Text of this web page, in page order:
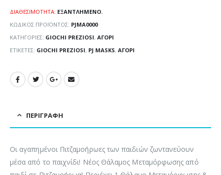
ΔΙΑΘΕΣΙΜΌΤΗΤΑ: ΕΞΑΝΤΛΗΜΈΝΟ.
ΚΩΔΙΚΌΣ ΠΡΟΪΌΝΤΟΣ: PJMA0000
ΚΑΤΗΓΟΡΊΕΣ: GIOCHI PREZIOSI, ΑΓΌΡΙ
ΕΤΙΚΈΤΕΣ: GIOCHI PREZIOSI, PJ MASKS, ΑΓΌΡΙ
ΠΕΡΙΓΡΑΦΉ
Οι αγαπημένοι Πιτζαμοήρωες των παιδιών ζωντανεύουν
μέσα από το παιχνίδι! Νέος Θάλαμος Μεταμόρφωσης από